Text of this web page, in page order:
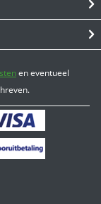
en eventueel